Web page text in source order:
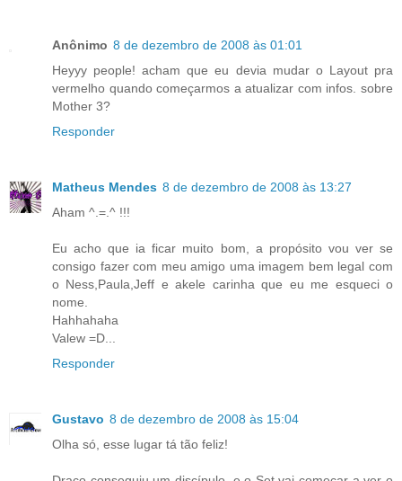
Anônimo 8 de dezembro de 2008 às 01:01
Heyyy people! acham que eu devia mudar o Layout pra
vermelho quando começarmos a atualizar com infos. sobre
Mother 3?
Responder
Matheus Mendes 8 de dezembro de 2008 às 13:27
Aham ^.=.^ !!!
Eu acho que ia ficar muito bom, a propósito vou ver se
consigo fazer com meu amigo uma imagem bem legal com
o Ness,Paula,Jeff e akele carinha que eu me esqueci o
nome.
Hahhahaha
Valew =D...
Responder
Gustavo 8 de dezembro de 2008 às 15:04
Olha só, esse lugar tá tão feliz!